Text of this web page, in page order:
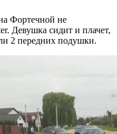
Фортечной не
Девушка сидит и плачет,
2 передних подушки.